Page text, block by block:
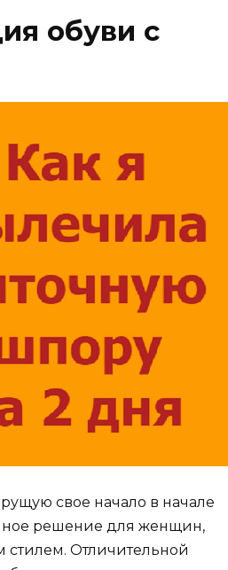
обуви с
свое начало в начале
решение для женщин,
стилем. Отличительной